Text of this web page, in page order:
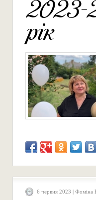
рік
6 червня 2023 | Фоміна